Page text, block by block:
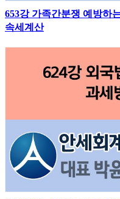
653강 가족간분쟁 예방하
속세계산